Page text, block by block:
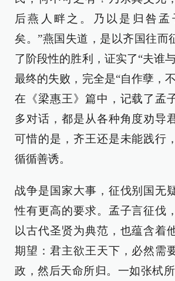
后燕人畔之。乃以是归咎孟
矣。”燕国失道，是以齐国往而
了阶段性的胜利，证实了“夫谁
最终的失败，完全是“自作孽，
在《梁惠王》篇中，记载了孟
多对话，都是从各种角度劝导
可惜的是，齐王还是未能践行
循循善诱。
战争是国家大事，征伐别国无
性有更高的要求。孟子言征伐
以古代圣贤为典范，也蕴含着
期望：君主欲王天下，必然需
政，然后天命所归。一如张栻